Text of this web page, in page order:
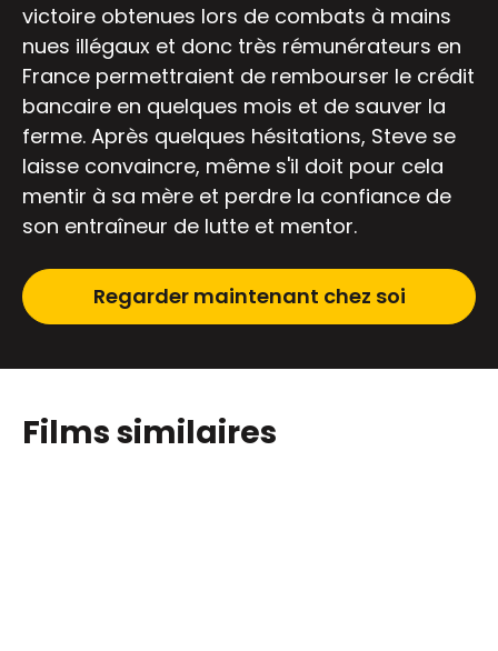
victoire obtenues lors de combats à mains
nues illégaux et donc très rémunérateurs en
France permettraient de rembourser le crédit
bancaire en quelques mois et de sauver la
ferme. Après quelques hésitations, Steve se
laisse convaincre, même s'il doit pour cela
mentir à sa mère et perdre la confiance de
son entraîneur de lutte et mentor.
Regarder maintenant chez soi
Films similaires